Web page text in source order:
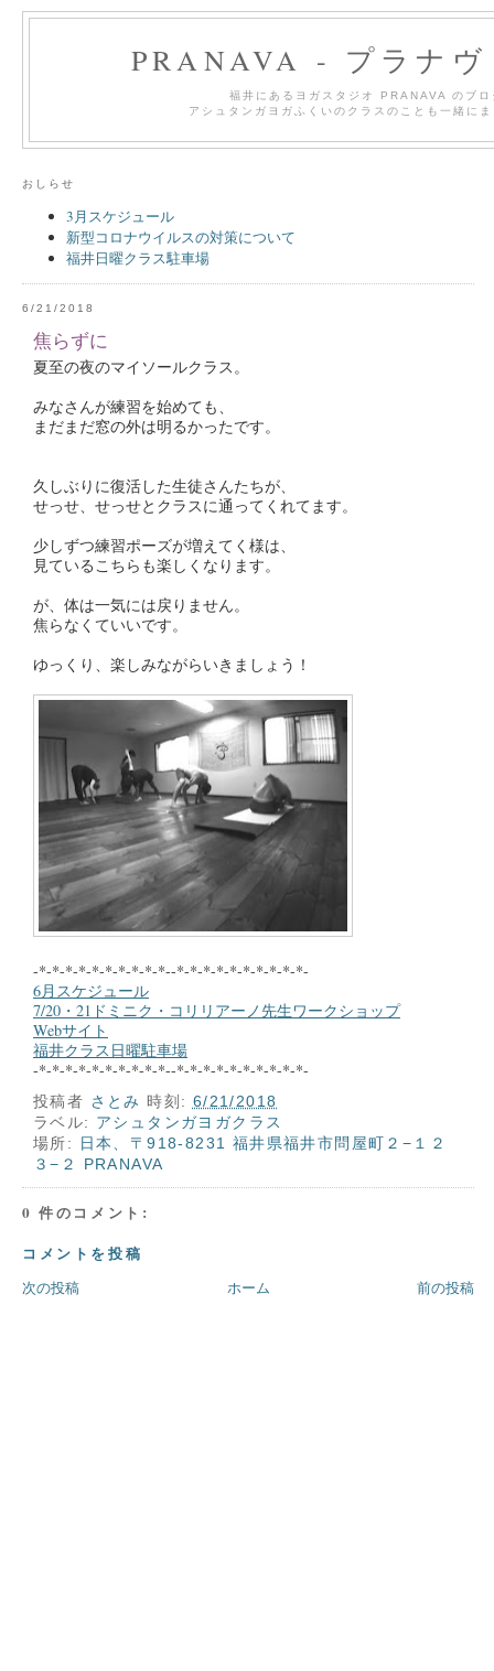
PRANAVA - プラナ
福井にあるヨガスタジオ PRANAVA のブロ
アシュタンガヨガふくいのクラスのことも一緒に
おしらせ
3月スケジュール
新型コロナウイルスの対策について
福井日曜クラス駐車場
6/21/2018
焦らずに
夏至の夜のマイソールクラス。
みなさんが練習を始めても、
まだまだ窓の外は明るかったです。
久しぶりに復活した生徒さんたちが、
せっせ、せっせとクラスに通ってくれてます。
少しずつ練習ポーズが増えてく様は、
見ているこちらも楽しくなります。
が、体は一気には戻りません。
焦らなくていいです。
ゆっくり、楽しみながらいきましょう！
-*-*-*-*-*-*-*-*-*-*--*-*-*-*-*-*-*-*-*-*-
6月スケジュール
7/20・21ドミニク・コリリアーノ先生ワークショップ
Webサイト
福井クラス日曜駐車場
-*-*-*-*-*-*-*-*-*-*--*-*-*-*-*-*-*-*-*-*-
投稿者 さとみ 時刻: 6/21/2018
ラベル: アシュタンガヨガクラス
場所:
日本、〒918-8231 福井県福井市問屋町２−１２
３−２ PRANAVA
0 件のコメント:
コメントを投稿
次の投稿 前の投稿
ホーム